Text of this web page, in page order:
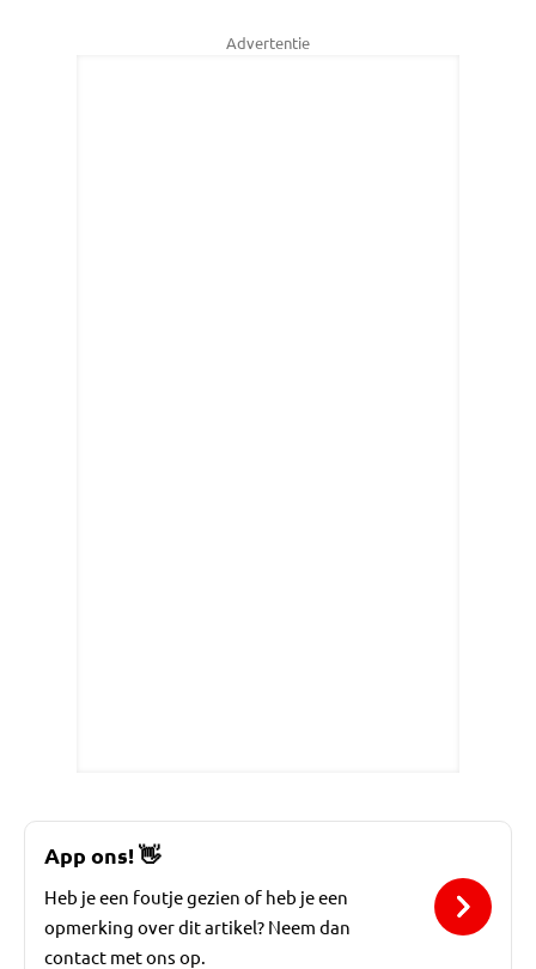
Advertentie
App ons!👋
Heb je een foutje gezien of heb je een
opmerking over dit artikel? Neem dan
contact met ons op.